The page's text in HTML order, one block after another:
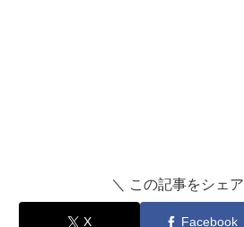
＼ この記事をシェ
X Facebook